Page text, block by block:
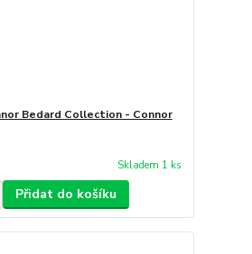
Bedard Collection - Connor
Skladem 1 ks
Přidat do košíku